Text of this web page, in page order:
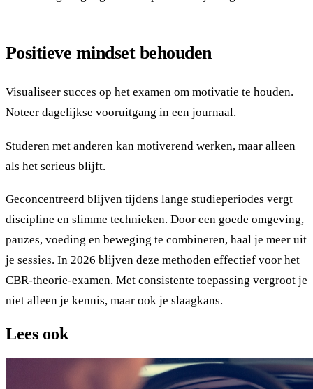
Positieve mindset behouden
Visualiseer succes op het examen om motivatie te houden.
Noteer dagelijkse vooruitgang in een journaal.
Studeren met anderen kan motiverend werken, maar alleen
als het serieus blijft.
Geconcentreerd blijven tijdens lange studieperiodes vergt
discipline en slimme technieken. Door een goede omgeving,
pauzes, voeding en beweging te combineren, haal je meer uit
je sessies. In 2026 blijven deze methoden effectief voor het
CBR-theorie-examen. Met consistente toepassing vergroot je
niet alleen je kennis, maar ook je slaagkans.
Lees ook